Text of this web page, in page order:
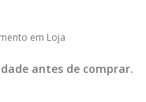
em Loja
antes de comprar.